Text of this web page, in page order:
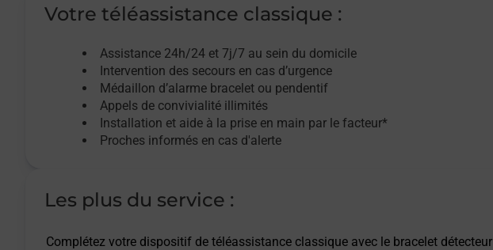
Votre téléassistance classique :
Assistance 24h/24 et 7j/7 au sein du domicile
Intervention des secours en cas d’urgence
Médaillon d’alarme bracelet ou pendentif
Appels de convivialité illimités
Installation et aide à la prise en main par le facteur*
Proches informés en cas d'alerte
Les plus du service :
Complétez votre dispositif de téléassistance classique avec le bracelet détecteur